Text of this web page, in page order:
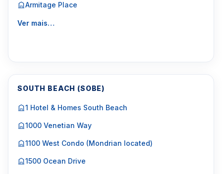
Armitage Place
Ver mais…
SOUTH BEACH (SOBE)
1 Hotel & Homes South Beach
1000 Venetian Way
1100 West Condo (Mondrian located)
1500 Ocean Drive